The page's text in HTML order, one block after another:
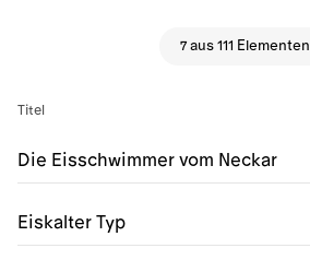
7 aus 111 Elementen
Titel
Die Eisschwimmer vom Neckar
Eiskalter Typ